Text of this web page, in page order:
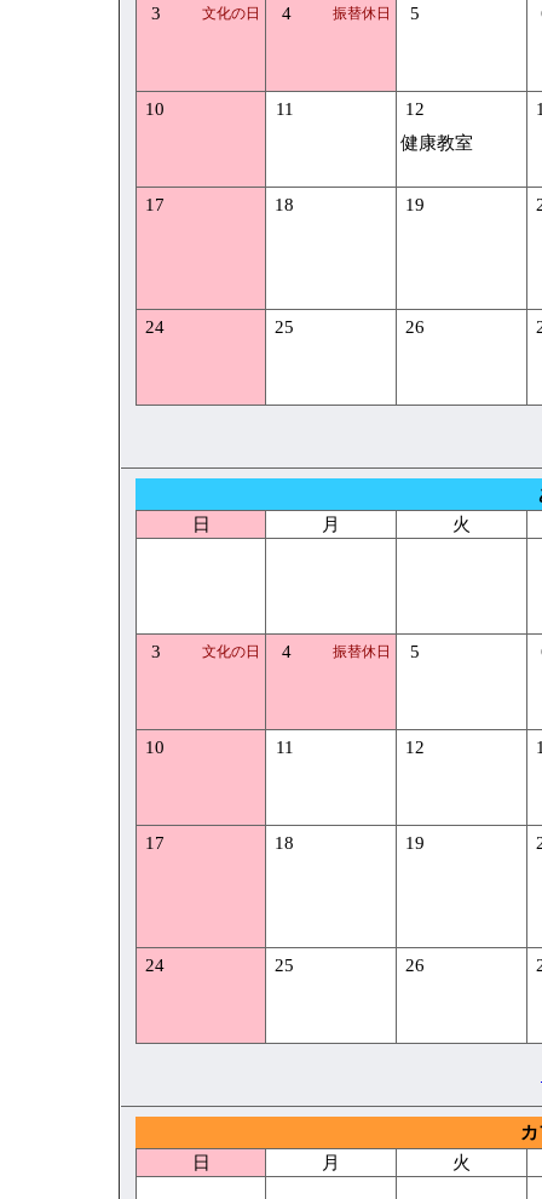
3 文化の日 4 振替休日 5
10 11
12
健康教室
17 18 19
24 25 26
日
月 火
3 文化の日 4 振替休日 5
10 11 12
17 18 19
24 25 26
日
月 火